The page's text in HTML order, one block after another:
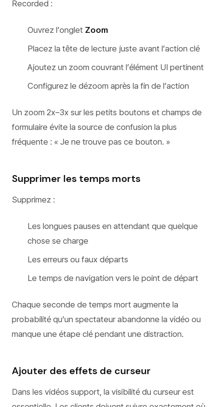
Recorded :
Ouvrez l’onglet Zoom
Placez la tête de lecture juste avant l’action clé
Ajoutez un zoom couvrant l’élément UI pertinent
Configurez le dézoom après la fin de l’action
Un zoom 2x–3x sur les petits boutons et champs de
formulaire évite la source de confusion la plus
fréquente : « Je ne trouve pas ce bouton. »
Supprimer les temps morts
Supprimez :
Les longues pauses en attendant que quelque
chose se charge
Les erreurs ou faux départs
Le temps de navigation vers le point de départ
Chaque seconde de temps mort augmente la
probabilité qu’un spectateur abandonne la vidéo ou
manque une étape clé pendant une distraction.
Ajouter des effets de curseur
Dans les vidéos support, la visibilité du curseur est